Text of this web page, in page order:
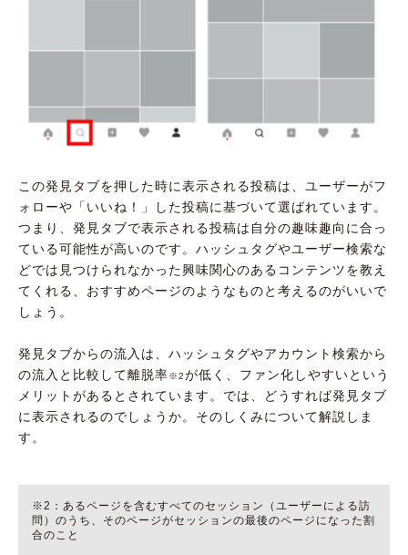
この発見タブを押した時に表示される投稿は、ユーザーがフ
ォローや「いいね！」した投稿に基づいて選ばれています。
つまり、発見タブで表示される投稿は自分の趣味趣向に合っ
ている可能性が高いのです。ハッシュタグやユーザー検索な
どでは見つけられなかった興味関心のあるコンテンツを教え
てくれる、おすすめページのようなものと考えるのがいいで
しょう。
発見タブからの流入は、ハッシュタグやアカウント検索から
の流入と比較して離脱率※2が低く、ファン化しやすいという
メリットがあるとされています。では、どうすれば発見タブ
に表示されるのでしょうか。そのしくみについて解説しま
す。
※2：あるページを含むすべてのセッション（ユーザーによる訪
問）のうち、そのページがセッションの最後のページになった割
合のこと